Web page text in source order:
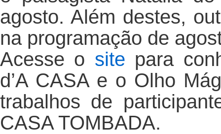
agosto. Além destes,
na programação de
Acesse o site para
d’A CASA e o Olho
trabalhos de
CASA TOMBADA.